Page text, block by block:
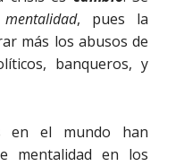
, pues la
más los abusos de
banqueros, y
en el mundo han
mentalidad en los